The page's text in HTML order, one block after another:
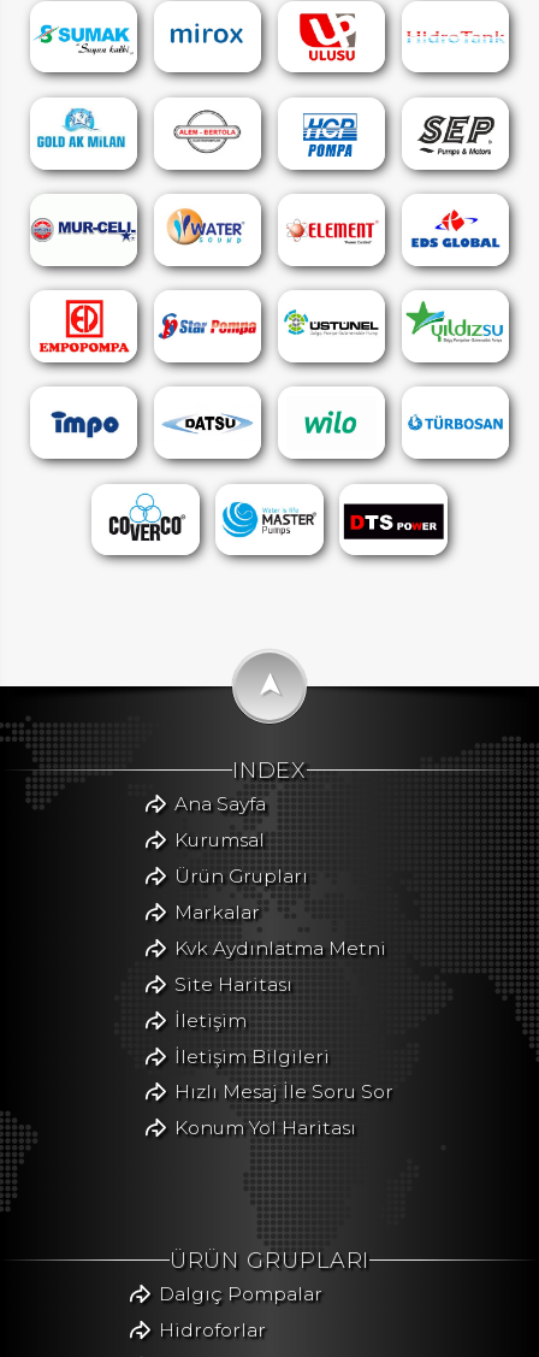
➤
INDEX
Ana Sayfa
Kurumsal
Ürün Grupları
Markalar
Kvk Aydınlatma Metni
Site Haritası
İletişim
İletişim Bilgileri
Hızlı Mesaj İle Soru Sor
Konum Yol Haritası
ÜRÜN GRUPLARI
Dalgıç Pompalar
Hidroforlar